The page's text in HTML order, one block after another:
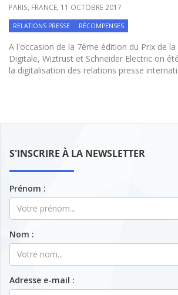
PARIS, FRANCE, 11 OCTOBRE 2017
RELATIONS PRESSE RÉCOMPENSES
A l'occasion de la 7ème édition du Prix de
Digitale, Wiztrust et Schneider Electric on
la digitalisation des relations presse
S'INSCRIRE À LA NEWSLETTER
Prénom :
Nom :
Adresse e-mail :